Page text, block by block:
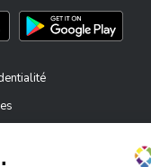
sur l'App Store
Téléchargez l'app sur